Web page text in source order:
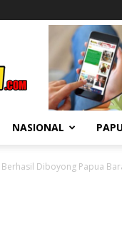
NASIONAL
Diboyong Papua